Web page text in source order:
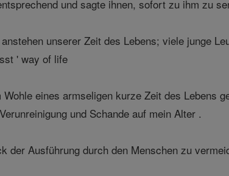
und sagte ihnen, sofort zu ihm zu
unserer Zeit des Lebens; viele junge
' way of life
eines armseligen kurze Zeit des Lebens
und Schande auf mein Alter .
der Ausführung durch den Menschen zu